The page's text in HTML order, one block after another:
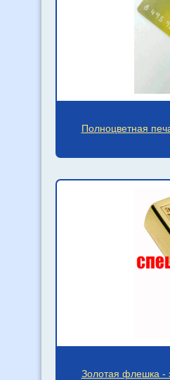
Полноцветная
Золотая флешка -